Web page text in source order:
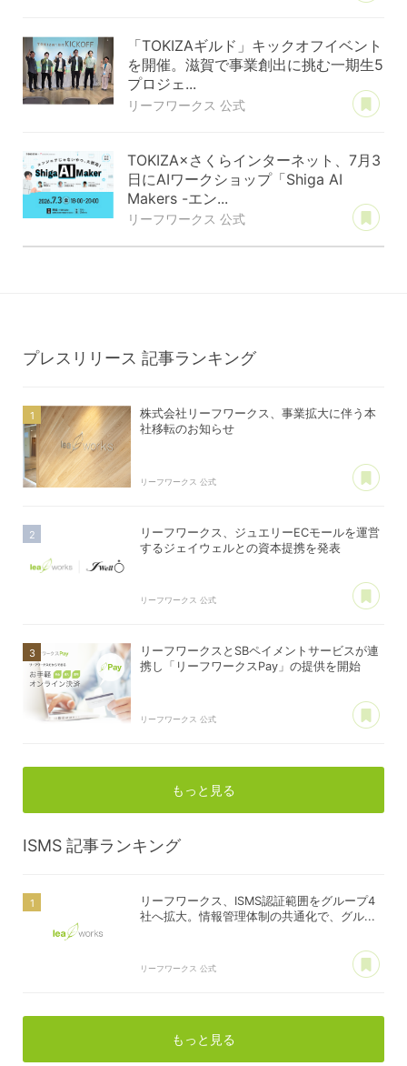
「TOKIZAギルド」キックオフイベント
を開催。滋賀で事業創出に挑む一期生5
プロジェ...
リーフワークス 公式
TOKIZA×さくらインターネット、7月3
日にAIワークショップ「Shiga AI
Makers -エン...
リーフワークス 公式
プレスリリース 記事ランキング
株式会社リーフワークス、事業拡大に伴う本
社移転のお知らせ
リーフワークス 公式
リーフワークス、ジュエリーECモールを運営
するジェイウェルとの資本提携を発表
リーフワークス 公式
リーフワークスとSBペイメントサービスが連
携し「リーフワークスPay」の提供を開始
リーフワークス 公式
もっと見る
ISMS 記事ランキング
リーフワークス、ISMS認証範囲をグループ4
社へ拡大。情報管理体制の共通化で、グル...
リーフワークス 公式
もっと見る